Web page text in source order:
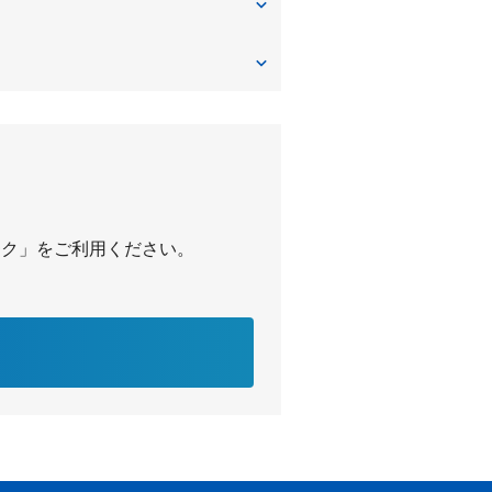
」をご利用ください。